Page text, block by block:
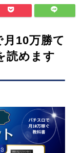
10万勝て
読めます